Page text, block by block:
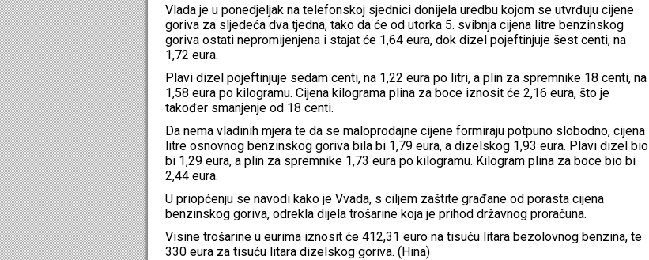
Vlada je u ponedjeljak na telefonskoj sjednici donijela uredbu kojom se utvrđuju cijene
goriva za sljedeća dva tjedna, tako da će od utorka 5. svibnja cijena litre benzinskog
goriva ostati nepromijenjena i stajat će 1,64 eura, dok dizel pojeftinjuje šest centi, na
1,72 eura.
Plavi dizel pojeftinjuje sedam centi, na 1,22 eura po litri, a plin za spremnike 18 centi, na
1,58 eura po kilogramu. Cijena kilograma plina za boce iznosit će 2,16 eura, što je
također smanjenje od 18 centi.
Da nema vladinih mjera te da se maloprodajne cijene formiraju potpuno slobodno, cijena
litre osnovnog benzinskog goriva bila bi 1,79 eura, a dizelskog 1,93 eura. Plavi dizel bio
bi 1,29 eura, a plin za spremnike 1,73 eura po kilogramu. Kilogram plina za boce bio bi
2,44 eura.
U priopćenju se navodi kako je Vvada, s ciljem zaštite građane od porasta cijena
benzinskog goriva, odrekla dijela trošarine koja je prihod državnog proračuna.
Visine trošarine u eurima iznosit će 412,31 euro na tisuću litara bezolovnog benzina, te
330 eura za tisuću litara dizelskog goriva. (Hina)